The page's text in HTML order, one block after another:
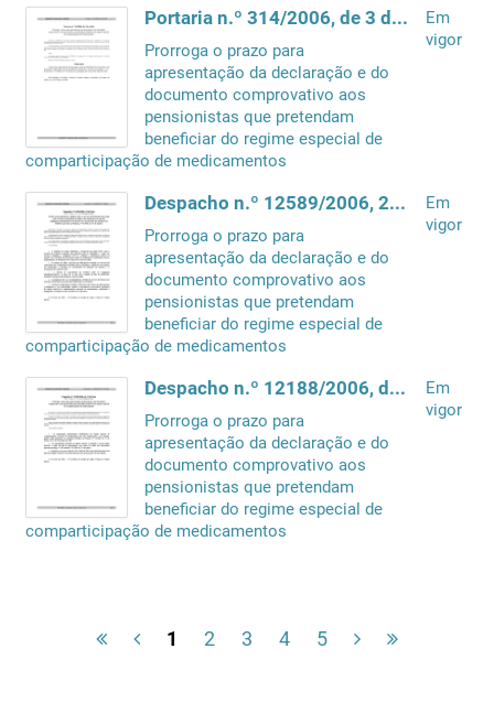
Portaria n.º 314/2006, de 3 de Abril
Prorroga o prazo para
apresentação da declaração e do
documento comprovativo aos
pensionistas que pretendam
beneficiar do regime especial de
comparticipação de medicamentos
Em
vigor
Despacho n.º 12589/2006, 25 de Maio
Prorroga o prazo para
apresentação da declaração e do
documento comprovativo aos
pensionistas que pretendam
beneficiar do regime especial de
comparticipação de medicamentos
Em
vigor
Despacho n.º 12188/2006, de 17 de Maio
Prorroga o prazo para
apresentação da declaração e do
documento comprovativo aos
pensionistas que pretendam
beneficiar do regime especial de
comparticipação de medicamentos
Em
vigor
1 2 3 4 5